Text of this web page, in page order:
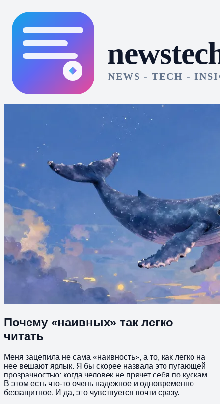
Почему «наивных» так легко
читать
Меня зацепила не сама «наивность», а то, как легко на
нее вешают ярлык. Я бы скорее назвала это пугающей
прозрачностью: когда человек не прячет себя по кускам.
В этом есть что-то очень надежное и одновременно
беззащитное. И да, это чувствуется почти сразу.